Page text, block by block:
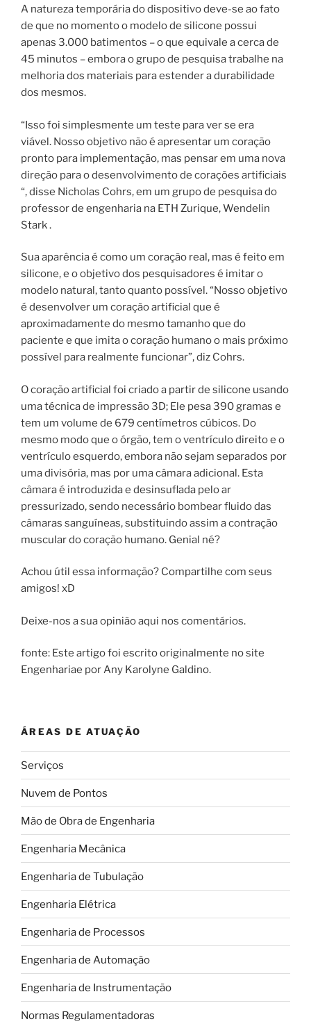
A natureza temporária do dispositivo deve-se ao fato
de que no momento o modelo de silicone possui
apenas 3.000 batimentos – o que equivale a cerca de
45 minutos – embora o grupo de pesquisa trabalhe na
melhoria dos materiais para estender a durabilidade
dos mesmos.
“Isso foi simplesmente um teste para ver se era
viável. Nosso objetivo não é apresentar um coração
pronto para implementação, mas pensar em uma nova
direção para o desenvolvimento de corações artificiais
“, disse Nicholas Cohrs, em um grupo de pesquisa do
professor de engenharia na ETH Zurique, Wendelin
Stark .
Sua aparência é como um coração real, mas é feito em
silicone, e o objetivo dos pesquisadores é imitar o
modelo natural, tanto quanto possível. “Nosso objetivo
é desenvolver um coração artificial que é
aproximadamente do mesmo tamanho que do
paciente e que imita o coração humano o mais próximo
possível para realmente funcionar”, diz Cohrs.
O coração artificial foi criado a partir de silicone usando
uma técnica de impressão 3D; Ele pesa 390 gramas e
tem um volume de 679 centímetros cúbicos. Do
mesmo modo que o órgão, tem o ventrículo direito e o
ventrículo esquerdo, embora não sejam separados por
uma divisória, mas por uma câmara adicional. Esta
câmara é introduzida e desinsuflada pelo ar
pressurizado, sendo necessário bombear fluido das
câmaras sanguíneas, substituindo assim a contração
muscular do coração humano. Genial né?
Achou útil essa informação? Compartilhe com seus
amigos! xD
Deixe-nos a sua opinião aqui nos comentários.
fonte: Este artigo foi escrito originalmente no site
Engenhariae por Any Karolyne Galdino.
ÁREAS DE ATUAÇÃO
Serviços
Nuvem de Pontos
Mão de Obra de Engenharia
Engenharia Mecânica
Engenharia de Tubulação
Engenharia Elétrica
Engenharia de Processos
Engenharia de Automação
Engenharia de Instrumentação
Normas Regulamentadoras